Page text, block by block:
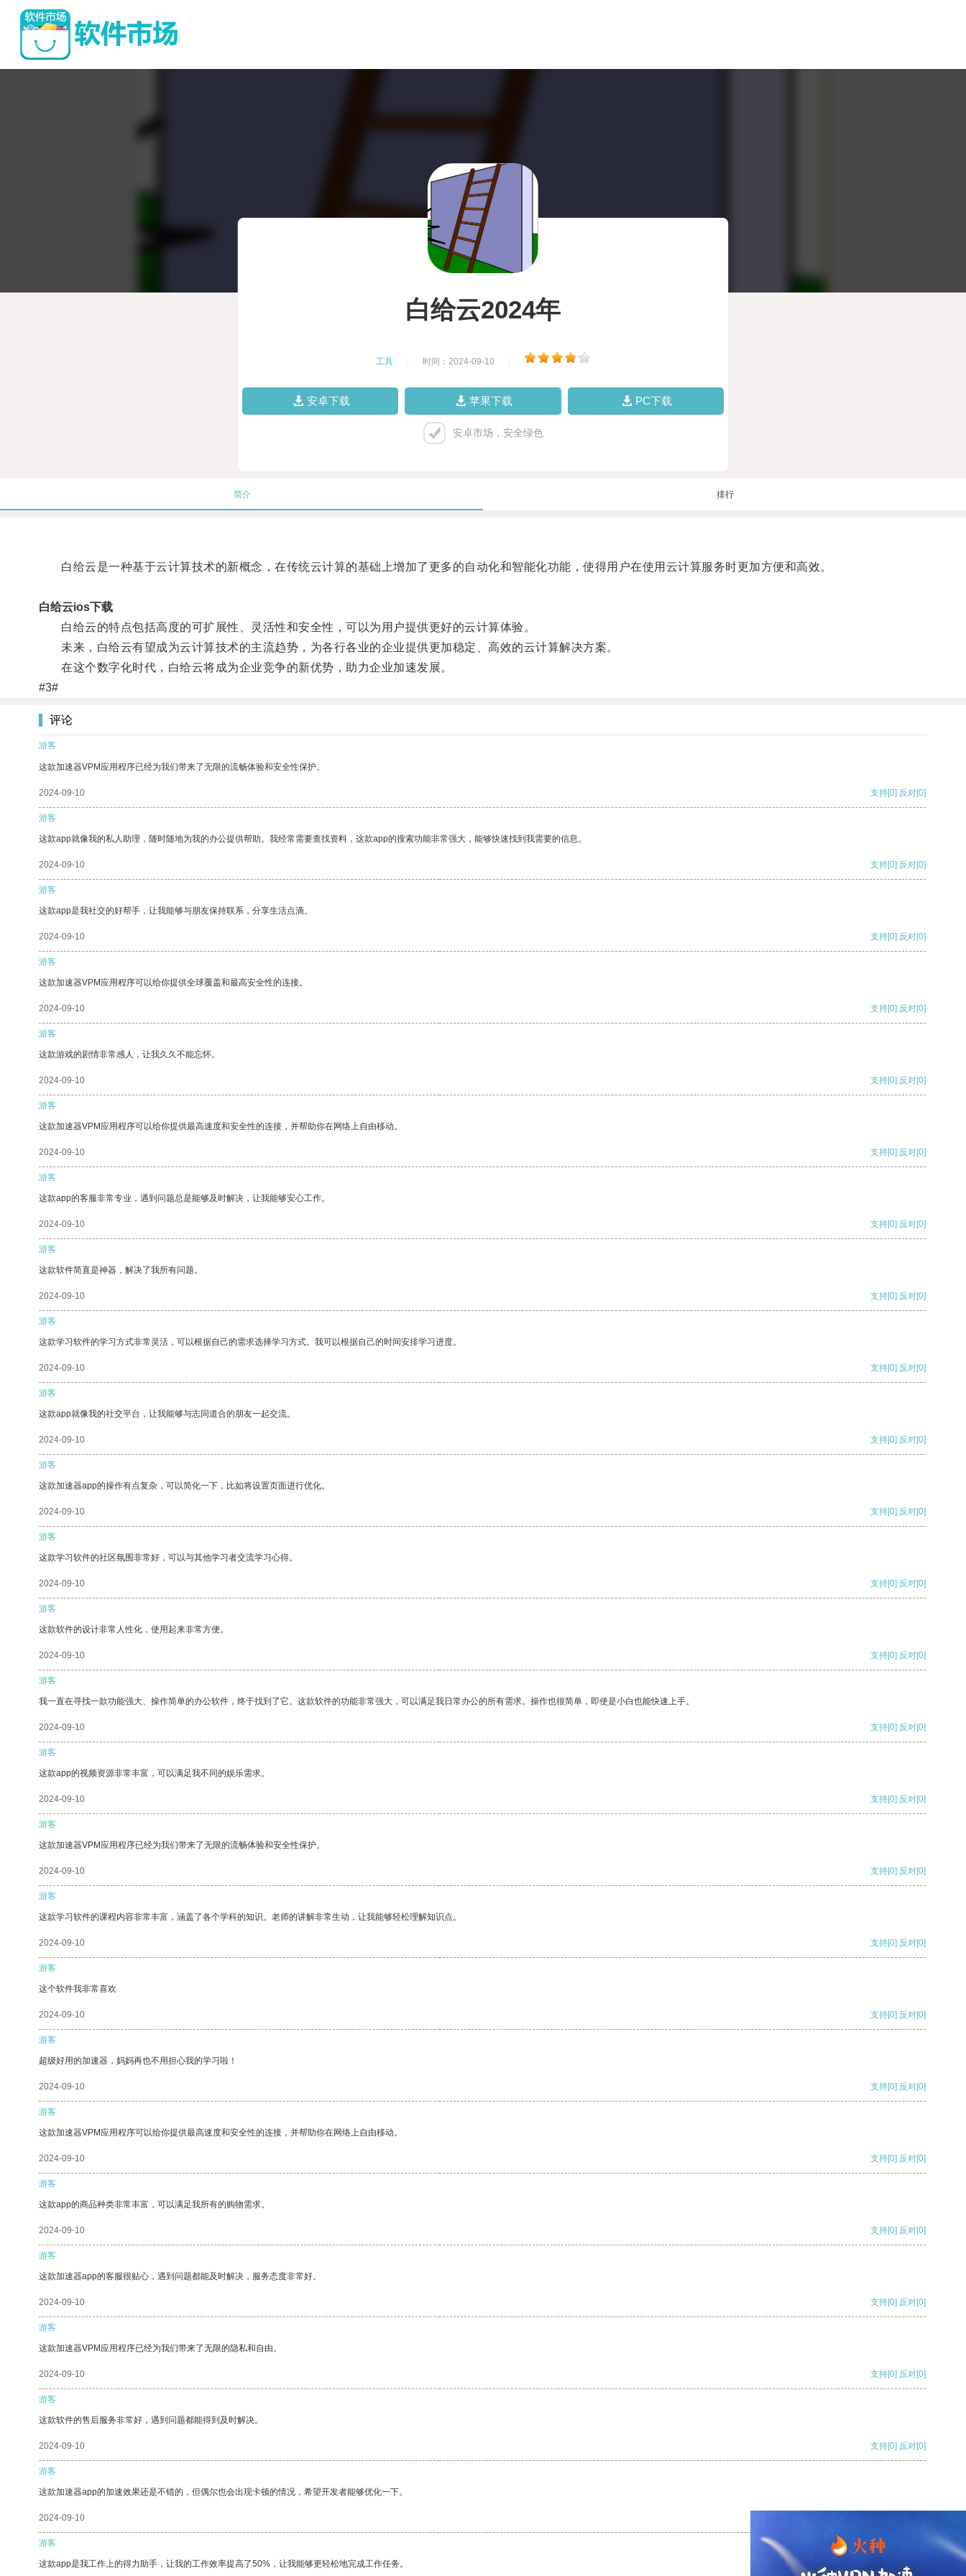
白给云2024年
工具 时间：2024-09-10
安卓下载 苹果下载 PC下载
安卓市场，安全绿色
简介 排行
白给云是一种基于云计算技术的新概念，在传统云计算的基础上增加了更多的自动化和智能化功能，使得用户在使用云计算服务时更加方便和高效。
白给云ios下载
白给云的特点包括高度的可扩展性、灵活性和安全性，可以为用户提供更好的云计算体验。
未来，白给云有望成为云计算技术的主流趋势，为各行各业的企业提供更加稳定、高效的云计算解决方案。
在这个数字化时代，白给云将成为企业竞争的新优势，助力企业加速发展。
#3#
评论
游客
这款加速器VPM应用程序已经为我们带来了无限的流畅体验和安全性保护。
2024-09-10 支持[0] 反对[0]
游客
这款app就像我的私人助理，随时随地为我的办公提供帮助。我经常需要查找资料，这款app的搜索功能非常强大，能够快速找到我需要的信息。
2024-09-10 支持[0] 反对[0]
游客
这款app是我社交的好帮手，让我能够与朋友保持联系，分享生活点滴。
2024-09-10 支持[0] 反对[0]
游客
这款加速器VPM应用程序可以给你提供全球覆盖和最高安全性的连接。
2024-09-10 支持[0] 反对[0]
游客
这款游戏的剧情非常感人，让我久久不能忘怀。
2024-09-10 支持[0] 反对[0]
游客
这款加速器VPM应用程序可以给你提供最高速度和安全性的连接，并帮助你在网络上自由移动。
2024-09-10 支持[0] 反对[0]
游客
这款app的客服非常专业，遇到问题总是能够及时解决，让我能够安心工作。
2024-09-10 支持[0] 反对[0]
游客
这款软件简直是神器，解决了我所有问题。
2024-09-10 支持[0] 反对[0]
游客
这款学习软件的学习方式非常灵活，可以根据自己的需求选择学习方式。我可以根据自己的时间安排学习进度。
2024-09-10 支持[0] 反对[0]
游客
这款app就像我的社交平台，让我能够与志同道合的朋友一起交流。
2024-09-10 支持[0] 反对[0]
游客
这款加速器app的操作有点复杂，可以简化一下，比如将设置页面进行优化。
2024-09-10 支持[0] 反对[0]
游客
这款学习软件的社区氛围非常好，可以与其他学习者交流学习心得。
2024-09-10 支持[0] 反对[0]
游客
这款软件的设计非常人性化，使用起来非常方便。
2024-09-10 支持[0] 反对[0]
游客
我一直在寻找一款功能强大、操作简单的办公软件，终于找到了它。这款软件的功能非常强大，可以满足我日常办公的所有需求。操作也很简单，即使是小白也能快速上手。
2024-09-10 支持[0] 反对[0]
游客
这款app的视频资源非常丰富，可以满足我不同的娱乐需求。
2024-09-10 支持[0] 反对[0]
游客
这款加速器VPM应用程序已经为我们带来了无限的流畅体验和安全性保护。
2024-09-10 支持[0] 反对[0]
游客
这款学习软件的课程内容非常丰富，涵盖了各个学科的知识。老师的讲解非常生动，让我能够轻松理解知识点。
2024-09-10 支持[0] 反对[0]
游客
这个软件我非常喜欢
2024-09-10 支持[0] 反对[0]
游客
超级好用的加速器，妈妈再也不用担心我的学习啦！
2024-09-10 支持[0] 反对[0]
游客
这款加速器VPM应用程序可以给你提供最高速度和安全性的连接，并帮助你在网络上自由移动。
2024-09-10 支持[0] 反对[0]
游客
这款app的商品种类非常丰富，可以满足我所有的购物需求。
2024-09-10 支持[0] 反对[0]
游客
这款加速器app的客服很贴心，遇到问题都能及时解决，服务态度非常好。
2024-09-10 支持[0] 反对[0]
游客
这款加速器VPM应用程序已经为我们带来了无限的隐私和自由。
2024-09-10 支持[0] 反对[0]
游客
这款软件的售后服务非常好，遇到问题都能得到及时解决。
2024-09-10 支持[0] 反对[0]
游客
这款加速器app的加速效果还是不错的，但偶尔也会出现卡顿的情况，希望开发者能够优化一下。
2024-09-10
游客
这款app是我工作上的得力助手，让我的工作效率提高了50%，让我能够更轻松地完成工作任务。